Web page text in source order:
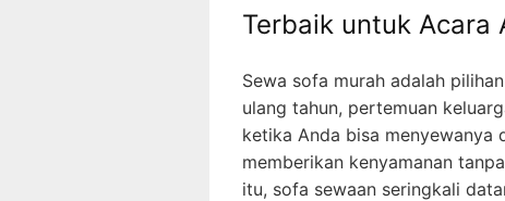
Terbaik untuk Acara
Sewa sofa murah adalah
ulang tahun, pertemuan
ketika Anda bisa menyewanya
memberikan kenyamanan
itu, sofa sewaan seringkali